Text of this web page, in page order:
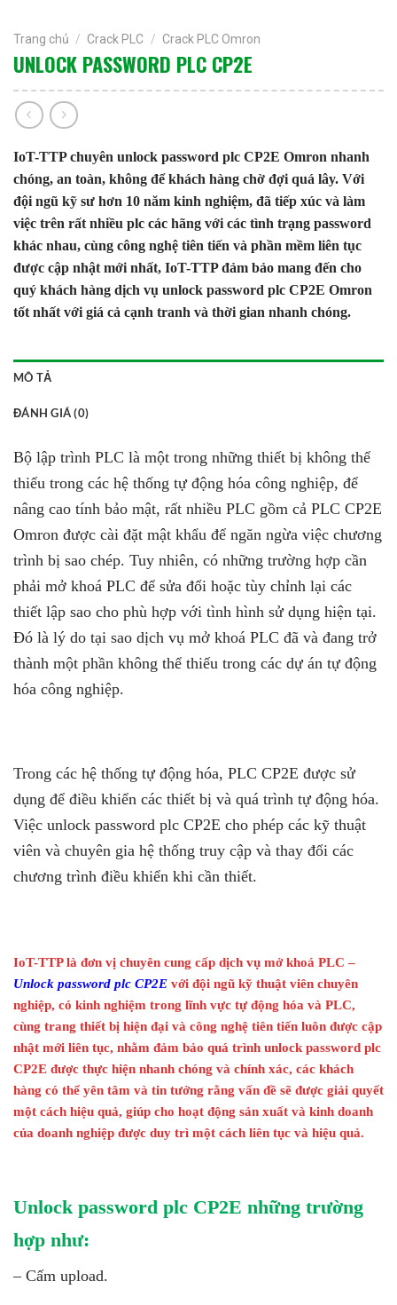
Trang chủ / Crack PLC / Crack PLC Omron
UNLOCK PASSWORD PLC CP2E
IoT-TTP chuyên unlock password plc CP2E Omron nhanh
chóng, an toàn, không để khách hàng chờ đợi quá lây. Với
đội ngũ kỹ sư hơn 10 năm kinh nghiệm, đã tiếp xúc và làm
việc trên rất nhiều plc các hãng với các tình trạng password
khác nhau, cùng công nghệ tiên tiến và phần mềm liên tục
được cập nhật mới nhất, IoT-TTP đảm bảo mang đến cho
quý khách hàng dịch vụ unlock password plc CP2E Omron
tốt nhất với giá cả cạnh tranh và thời gian nhanh chóng.
MÔ TẢ
ĐÁNH GIÁ (0)
Bộ lập trình PLC là một trong những thiết bị không thể
thiếu trong các hệ thống tự động hóa công nghiệp, để
nâng cao tính bảo mật, rất nhiều PLC gồm cả PLC CP2E
Omron được cài đặt mật khẩu để ngăn ngừa việc chương
trình bị sao chép. Tuy nhiên, có những trường hợp cần
phải mở khoá PLC để sửa đổi hoặc tùy chỉnh lại các
thiết lập sao cho phù hợp với tình hình sử dụng hiện tại.
Đó là lý do tại sao dịch vụ mở khoá PLC đã và đang trở
thành một phần không thể thiếu trong các dự án tự động
hóa công nghiệp.
Trong các hệ thống tự động hóa, PLC CP2E được sử
dụng để điều khiển các thiết bị và quá trình tự động hóa.
Việc unlock password plc CP2E cho phép các kỹ thuật
viên và chuyên gia hệ thống truy cập và thay đổi các
chương trình điều khiển khi cần thiết.
IoT-TTP là đơn vị chuyên cung cấp dịch vụ mở khoá PLC –
Unlock password plc CP2E với đội ngũ kỹ thuật viên chuyên
nghiệp, có kinh nghiệm trong lĩnh vực tự động hóa và PLC,
cùng trang thiết bị hiện đại và công nghệ tiên tiến luôn được cập
nhật mới liên tục, nhằm đảm bảo quá trình unlock password plc
CP2E được thực hiện nhanh chóng và chính xác, các khách
hàng có thể yên tâm và tin tưởng rằng vấn đề sẽ được giải quyết
một cách hiệu quả, giúp cho hoạt động sản xuất và kinh doanh
của doanh nghiệp được duy trì một cách liên tục và hiệu quả.
Unlock password plc CP2E những trường
hợp như:
– Cấm upload.